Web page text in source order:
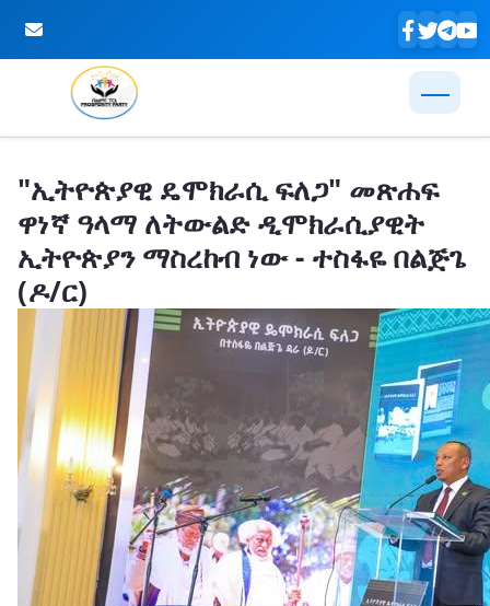
"ኢትዮጵያዊ ዴሞክራሲ ፍለጋ" መጽሐፍ
ዋነኛ ዓላማ ለትውልድ ዲሞክራሲያዊት
ኢትዮጵያን ማስረከብ ነው - ተስፋዬ በልጅጌ
(ዶ/ር)